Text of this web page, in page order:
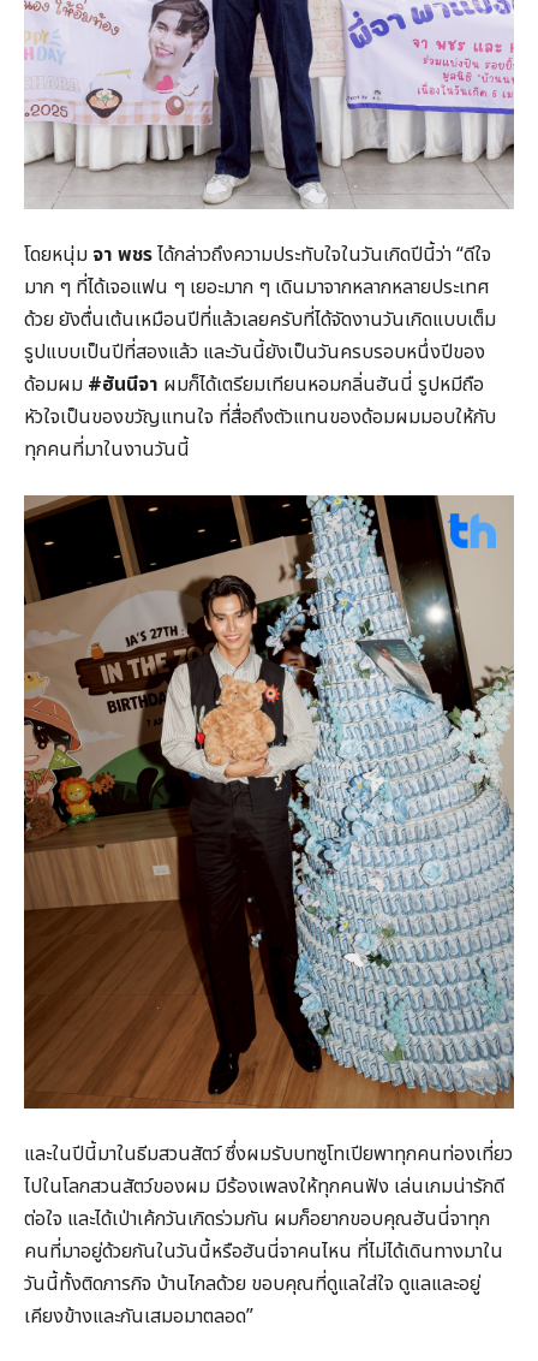
โดยหนุ่ม จา พชรได้กล่าวถึงความประทับใจในวันเกิดปีนี้ว่า “ดีใจ
มาก ๆ ที่ได้เจอแฟน ๆ เยอะมาก ๆ เดินมาจากหลากหลายประเทศ
ด้วย ยังตื่นเต้นเหมือนปีที่แล้วเลยครับที่ได้จัดงานวันเกิดแบบเต็ม
รูปแบบเป็นปีที่สองแล้ว และวันนี้ยังเป็นวันครบรอบหนึ่งปีของ
ด้อมผม #ฮันนีจา ผมก็ได้เตรียมเทียนหอมกลิ่นฮันนี่ รูปหมีถือ
หัวใจเป็นของขวัญแทนใจ ที่สื่อถึงตัวแทนของด้อมผมมอบให้กับ
ทุกคนที่มาในงานวันนี้
และในปีนี้มาในธีมสวนสัตว์ ซึ่งผมรับบทซูโทเปียพาทุกคนท่องเที่ยว
ไปในโลกสวนสัตว์ของผม มีร้องเพลงให้ทุกคนฟัง เล่นเกมน่ารักดี
ต่อใจ และได้เป่าเค้กวันเกิดร่วมกัน ผมก็อยากขอบคุณฮันนี่จาทุก
คนที่มาอยู่ด้วยกันในวันนี้หรือฮันนี่จาคนไหน ที่ไม่ได้เดินทางมาใน
วันนี้ทั้งติดภารกิจ บ้านไกลด้วย ขอบคุณที่ดูแลใส่ใจ ดูแลและอยู่
เคียงข้างและกันเสมอมาตลอด”